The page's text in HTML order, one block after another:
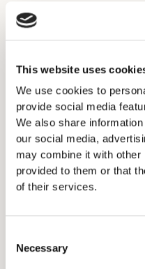
This website uses
We use cookies to
provide social media
We also share
our social media,
may combine it with other
provided to them or that
of their services.
Selection
Necessary
fornyet sertifisering når
Se våre